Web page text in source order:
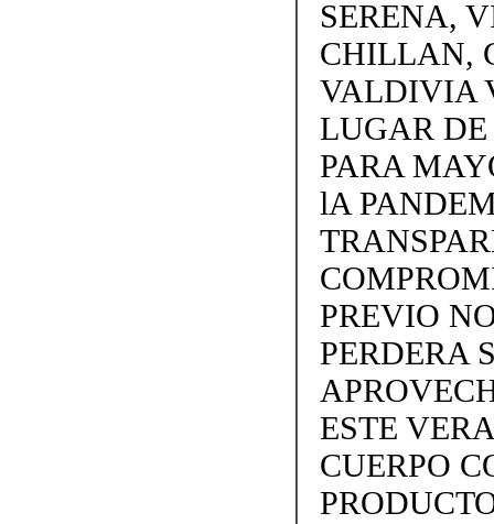
SERENA,
CHILLAN,
VALDIVIA
LUGAR
PARA
lA
PREVIO
PERDERA
ESTE
CUERPO